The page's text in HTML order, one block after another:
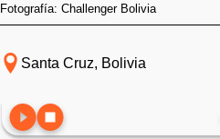
Fotografía: Challenger Bolivia
Santa Cruz, Bolivia